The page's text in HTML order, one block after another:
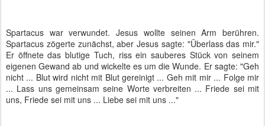
Spartacus war verwundet. Jesus wollte seinen Arm berühren.
Spartacus zögerte zunächst, aber Jesus sagte: "Überlass das mir."
Er öffnete das blutige Tuch, riss ein sauberes Stück von seinem
eigenen Gewand ab und wickelte es um die Wunde. Er sagte: "Geh
nicht ... Blut wird nicht mit Blut gereinigt ... Geh mit mir ... Folge mir
... Lass uns gemeinsam seine Worte verbreiten ... Friede sei mit
uns, Friede sei mit uns ... Liebe sei mit uns ..."